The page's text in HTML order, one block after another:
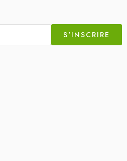
S'INSCRIRE